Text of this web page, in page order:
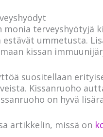
monia terveyshyötyjä
ummetusta.
kissan
suositellaan
Kissanruoho
on hyvä
artikkelin, missä on